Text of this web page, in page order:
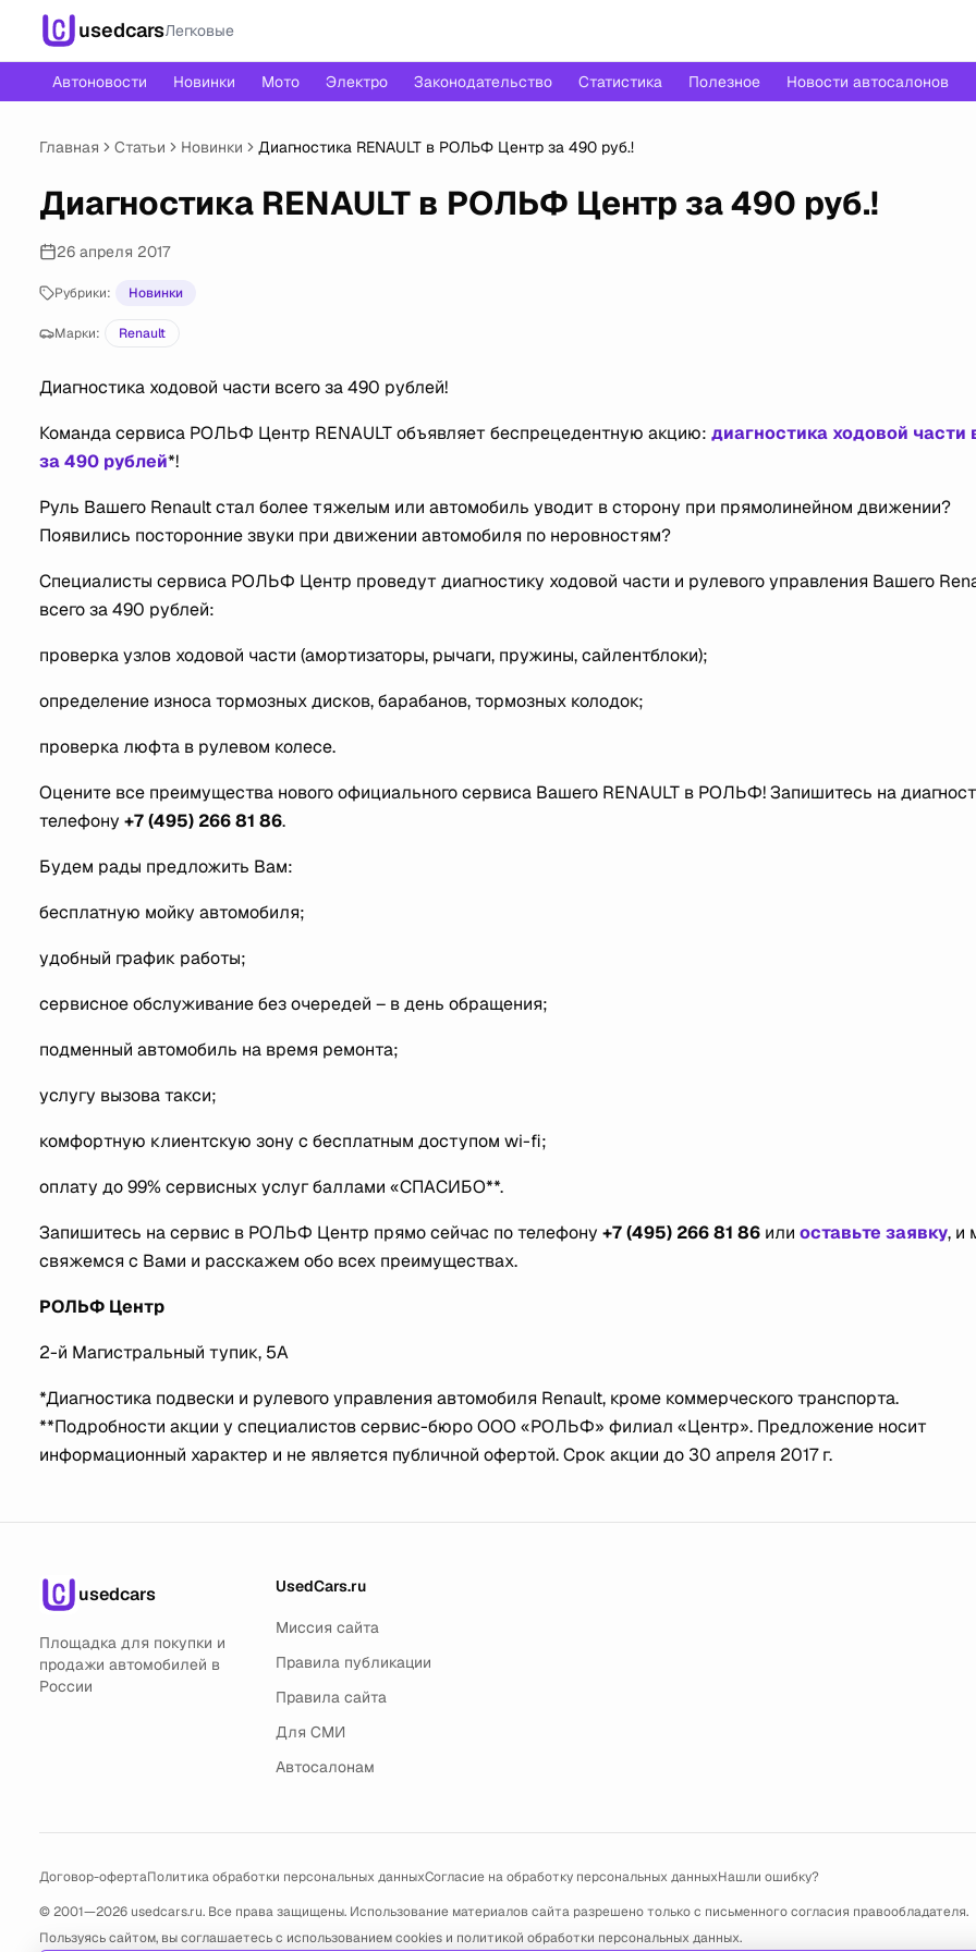
usedcarsЛегковые
Автоновости Новинки Мото Электро Законодательство Статистика Полезное Новости автосалонов
Главная Статьи Новинки Диагностика RENAULT в РОЛЬФ Центр за 490 руб.!
Диагностика RENAULT в РОЛЬФ Центр за 490 руб.!
26 апреля 2017
Рубрики: Новинки
Марки: Renault
Диагностика ходовой части всего за 490 рублей!
Команда сервиса РОЛЬФ Центр RENAULT объявляет беспрецедентную акцию: диагностика ходовой части
за 490 рублей*!
Руль Вашего Renault стал более тяжелым или автомобиль уводит в сторону при прямолинейном движении?
Появились посторонние звуки при движении автомобиля по неровностям?
Специалисты сервиса РОЛЬФ Центр проведут диагностику ходовой части и рулевого управления Вашего
всего за 490 рублей:
проверка узлов ходовой части (амортизаторы, рычаги, пружины, сайлентблоки);
определение износа тормозных дисков, барабанов, тормозных колодок;
проверка люфта в рулевом колесе.
Оцените все преимущества нового официального сервиса Вашего RENAULT в РОЛЬФ! Запишитесь на
телефону +7 (495) 266 81 86.
Будем рады предложить Вам:
бесплатную мойку автомобиля;
удобный график работы;
сервисное обслуживание без очередей – в день обращения;
подменный автомобиль на время ремонта;
услугу вызова такси;
комфортную клиентскую зону с бесплатным доступом wi-fi;
оплату до 99% сервисных услуг баллами «СПАСИБО**.
Запишитесь на сервис в РОЛЬФ Центр прямо сейчас по телефону +7 (495) 266 81 86 или оставьте заявку, и
свяжемся с Вами и расскажем обо всех преимуществах.
РОЛЬФ Центр
2-й Магистральный тупик, 5А
*Диагностика подвески и рулевого управления автомобиля Renault, кроме коммерческого транспорта.
**Подробности акции у специалистов сервис-бюро ООО «РОЛЬФ» филиал «Центр». Предложение носит
информационный характер и не является публичной офертой. Срок акции до 30 апреля 2017 г.
usedcars
Площадка для покупки и
продажи автомобилей в
России
UsedCars.ru
Миссия сайта
Правила публикации
Правила сайта
Для СМИ
Автосалонам
Договор-офертаПолитика обработки персональных данныхСогласие на обработку персональных данныхНашли ошибку?
© 2001—2026 usedcars.ru. Все права защищены. Использование материалов сайта разрешено только с письменного согласия правообладателя.
Пользуясь сайтом, вы соглашаетесь с использованием cookies и политикой обработки персональных данных.